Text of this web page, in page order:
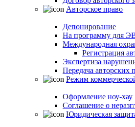
Авторское право
Депонирование
На программу для
Международная
Регистрация
Экспертиза
Передача авторских
Режим
Оформление ноу-хау
Соглашение о
Юридическая